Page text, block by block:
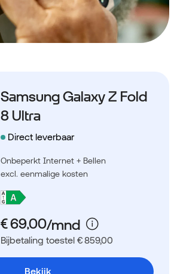
Samsung Galaxy Z Fold
8 Ultra
Direct leverbaar
Onbeperkt Internet + Bellen
excl. eenmalige kosten
Bijbetaling toestel € 859,00
Bekijk